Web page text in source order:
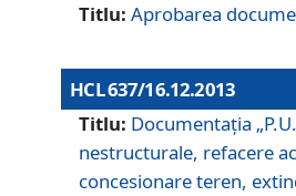
Titlu: Aprobarea
HCL 637/16.12.2013
Titlu: Documentaţia
nestructurale, refacere
concesionare teren,